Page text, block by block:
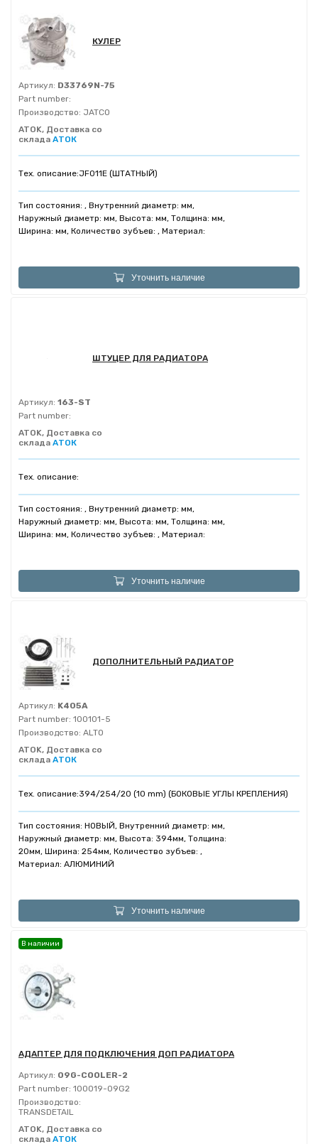
КУЛЕР
Артикул: D33769N-75
Part number:
Производство: JATCO
ATOK, Доставка со
склада АТОК
Тех. описание:JF011E (ШТАТНЫЙ)
Тип состояния: , Внутренний диаметр: мм,
Наружный диаметр: мм, Высота: мм, Толщина: мм,
Ширина: мм, Количество зубъев: , Материал:
Уточнить наличие
ШТУЦЕР ДЛЯ РАДИАТОРА
Артикул: 163-ST
Part number:
ATOK, Доставка со
склада АТОК
Тех. описание:
Тип состояния: , Внутренний диаметр: мм,
Наружный диаметр: мм, Высота: мм, Толщина: мм,
Ширина: мм, Количество зубъев: , Материал:
Уточнить наличие
ДОПОЛНИТЕЛЬНЫЙ РАДИАТОР
Артикул: K405A
Part number: 100101-5
Производство: ALTO
ATOK, Доставка со
склада АТОК
Тех. описание:394/254/20 (10 mm) (БОКОВЫЕ УГЛЫ КРЕПЛЕНИЯ)
Тип состояния: НОВЫЙ, Внутренний диаметр: мм,
Наружный диаметр: мм, Высота: 394мм, Толщина:
20мм, Ширина: 254мм, Количество зубъев: ,
Материал: АЛЮМИНИЙ
Уточнить наличие
АДАПТЕР ДЛЯ ПОДКЛЮЧЕНИЯ ДОП РАДИАТОРА
Артикул: 09G-COOLER-2
Part number: 100019-09G2
Производство:
TRANSDETAIL
ATOK, Доставка со
склада АТОК
В наличии